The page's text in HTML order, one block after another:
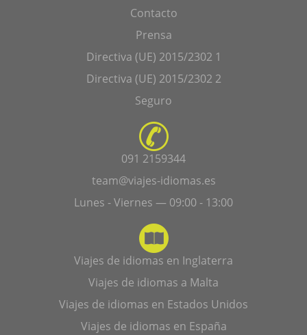
Contacto
Prensa
Directiva (UE) 2015/2302 1
Directiva (UE) 2015/2302 2
Seguro
091 2159344
team@viajes-idiomas.es
Lunes - Viernes — 09:00 - 13:00
Viajes de idiomas en Inglaterra
Viajes de idiomas a Malta
Viajes de idiomas en Estados Unidos
Viajes de idiomas en España